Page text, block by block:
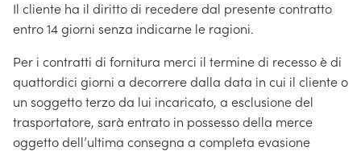
Il cliente ha il diritto di recedere dal presente contratto
entro 14 giorni senza indicarne le ragioni.
Per i contratti di fornitura merci il termine di recesso è di
quattordici giorni a decorrere dalla data in cui il cliente o
un soggetto terzo da lui incaricato, a esclusione del
trasportatore, sarà entrato in possesso della merce
oggetto dell’ultima consegna a completa evasione